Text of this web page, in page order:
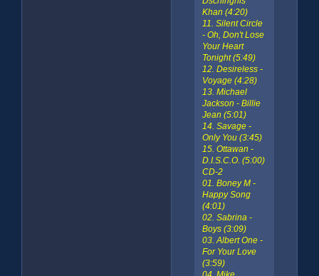
Khan (4:20)
11. Silent Circle
- Oh, Don't Lose
Your Heart
Tonight (5:49)
12. Desireless -
Voyage (4:28)
13. Michael
Jackson - Billie
Jean (5:01)
14. Savage -
Only You (3:45)
15. Ottawan -
D.I.S.C.O. (5:00)
CD-2
01. Boney M -
Happy Song
(4:01)
02. Sabrina -
Boys (3:09)
03. Albert One -
For Your Love
(3:59)